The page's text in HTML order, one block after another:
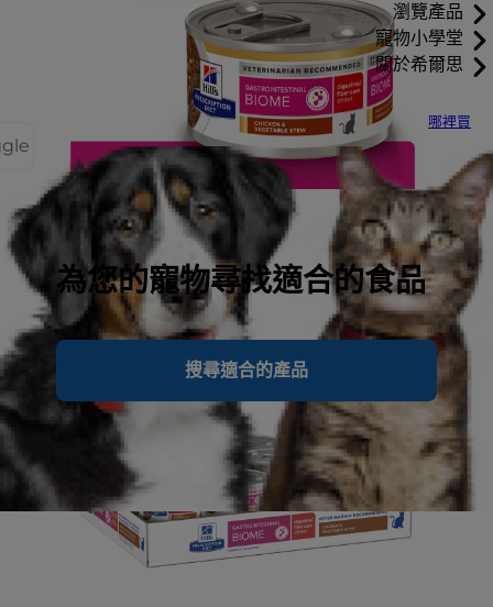
瀏覽產品
寵物小學堂
關於希爾思
哪裡買
為您的寵物尋找適合的食品
搜尋適合的產品